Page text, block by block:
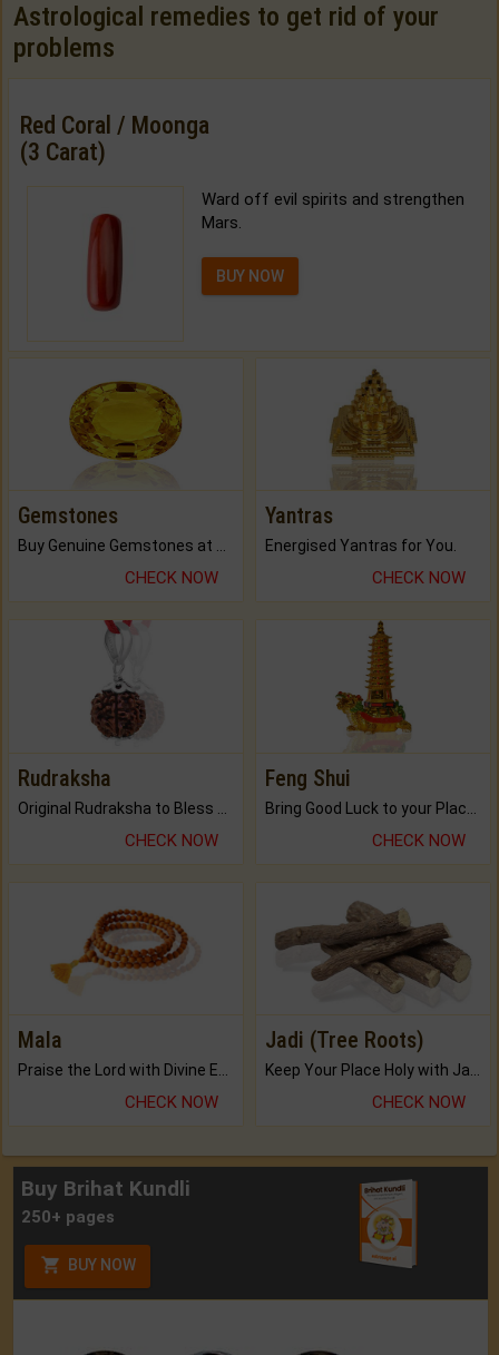
Astrological remedies to get rid of your
problems
Red Coral / Moonga
(3 Carat)
Ward off evil spirits and strengthen
Mars.
BUY NOW
Gemstones
Buy Genuine Gemstones at Best Prices.
CHECK NOW
Yantras
Energised Yantras for You.
CHECK NOW
Rudraksha
CHECK NOW
Feng Shui
CHECK NOW
Mala
CHECK NOW
Jadi (Tree Roots)
CHECK NOW
Buy Brihat Kundli
250+ pages
BUY NOW